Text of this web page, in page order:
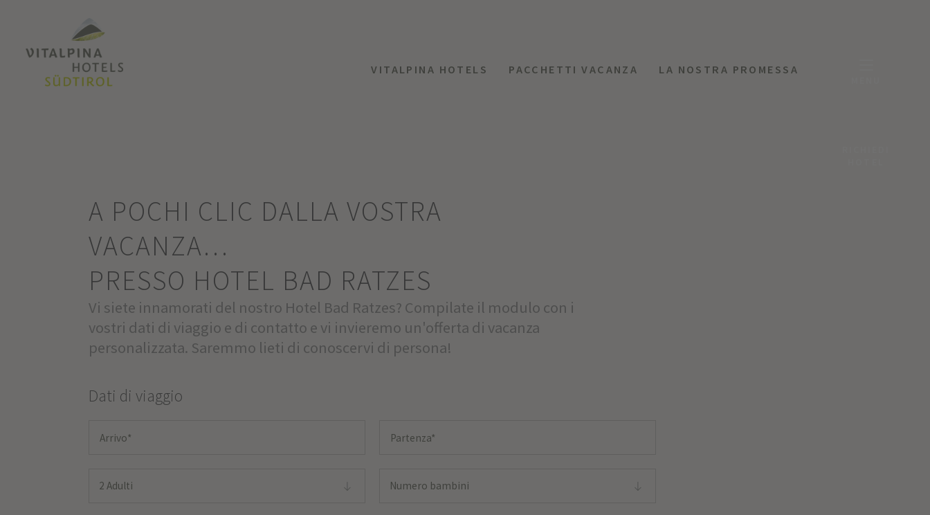
VITALPINA HOTELS PACCHETTI VACANZA LA NOSTRA PROMESSA
A POCHI CLIC DALLA VOSTRA
VACANZA…
PRESSO HOTEL BAD RATZES
Vi siete innamorati del nostro Hotel Bad Ratzes? Compilate il modulo con i
vostri dati di viaggio e di contatto e vi invieremo un'offerta di vacanza
personalizzata. Saremmo lieti di conoscervi di persona!
Dati di viaggio
2 Adulti Numero bambini